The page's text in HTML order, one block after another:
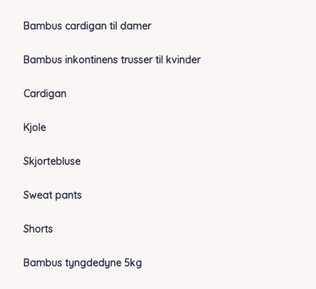
Bambus cardigan til damer
Bambus inkontinens trusser til kvinder
Cardigan
Kjole
Skjortebluse
Sweat pants
Shorts
Bambus tyngdedyne 5kg